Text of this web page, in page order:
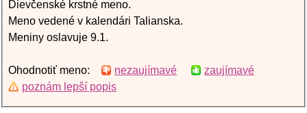
Dievčenské krstné meno.
Meno vedené v kalendári Talianska.
Meniny oslavuje 9.1.
Ohodnotiť meno: nezaujímavé
zaujímavé
poznám lepší popis